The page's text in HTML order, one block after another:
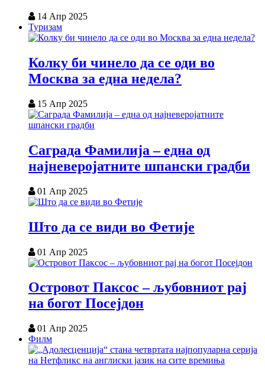
14 Апр 2025
Туризам
Колку би чинело да се оди во
Москва за една недела?
15 Апр 2025
Саграда Фамилија – една од
најневеројатните шпански градби
01 Апр 2025
Што да се види во Фетије
01 Апр 2025
Островот Паксос – љубовниот рај
на богот Посејдон
01 Апр 2025
Филм